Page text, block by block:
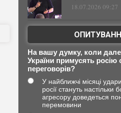
18.07.2026 09:27
На вашу думку, коли
України примусять росію
переговорів?
У найближчі місяці
росії стануть
агресору доведеться
перемовини